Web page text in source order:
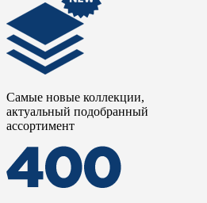
Самые новые коллекции,
актуальный подобранный
ассортимент